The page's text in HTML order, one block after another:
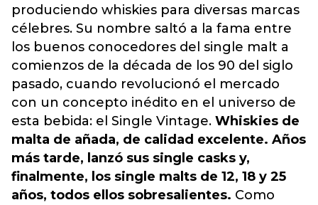
produciendo whiskies para diversas marcas
célebres. Su nombre saltó a la fama entre
los buenos conocedores del single malt a
comienzos de la década de los 90 del siglo
pasado, cuando revolucionó el mercado
con un concepto inédito en el universo de
esta bebida: el Single Vintage. Whiskies de
malta de añada, de calidad excelente. Años
más tarde, lanzó sus single casks y,
finalmente, los single malts de 12, 18 y 25
años, todos ellos sobresalientes. Como